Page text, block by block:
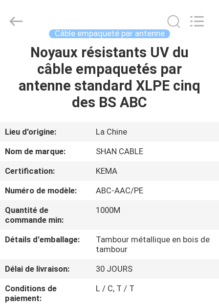
APERÇU
PRODUITS
VR
A
PROPOS
DE
NOUS
VISITE
D'USINE
Cable
(Group)
Câble empaqueté par antenne
Noyaux résistants UV du
câble empaquetés par
antenne standard XLPE cinq
des BS ABC
Lieu d'origine:
La Chine
Nom de marque:
SHAN CABLE
Certification:
KEMA
Numéro de modèle:
ABC-AAC/PE
Quantité de
commande min:
1000M
Détails d'emballage:
Tambour métallique en bois de
tambour
Délai de livraison:
30 JOURS
Conditions de
paiement:
L / C, T / T